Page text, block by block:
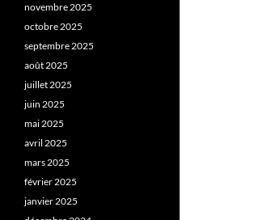
novembre 2025
octobre 2025
septembre 2025
août 2025
juillet 2025
juin 2025
mai 2025
avril 2025
mars 2025
février 2025
janvier 2025